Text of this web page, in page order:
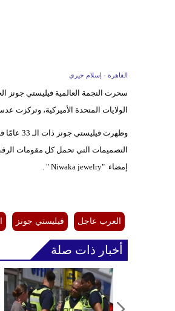
القاهرة - إسلام خيري
الولايات المتحدة الأميركية، وتركزت
إمضاء "Niwaka jewelry " .
العرب عاجل فيليستي جونز
أخبار ذات صلة